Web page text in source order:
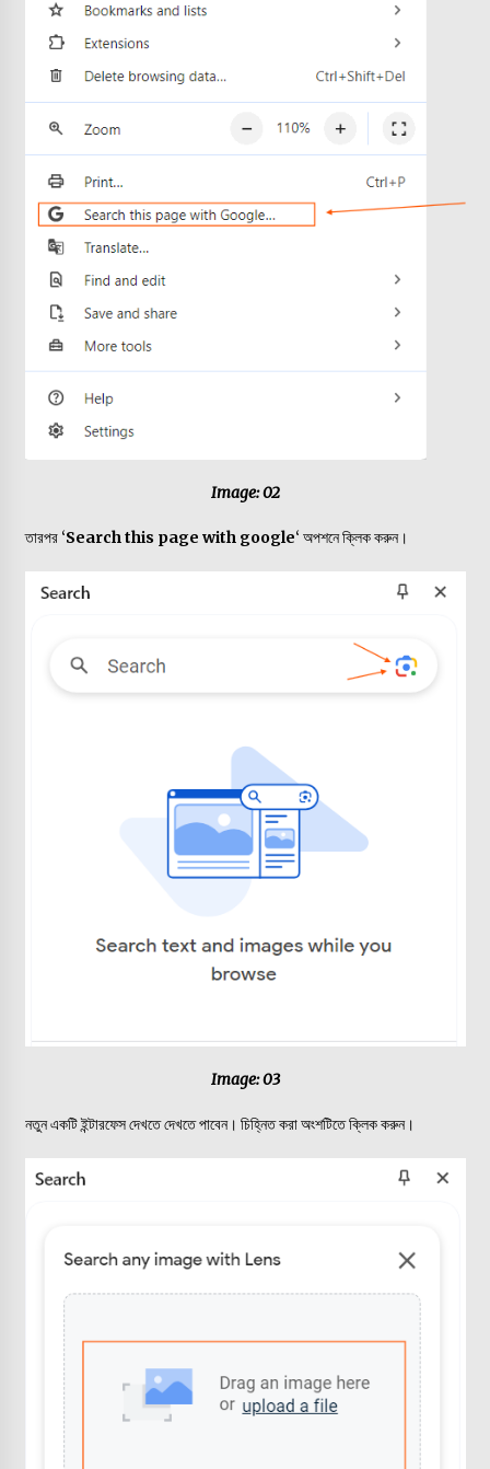
Image: 02
তারপর ‘Search this page with google‘ অপশনে ক্লিক করুন।
Image: 03
নতুন একটি ইন্টারফেস দেখতে দেখতে পাবেন। চিহ্নিত করা অংশটিতে ক্লিক করুন।